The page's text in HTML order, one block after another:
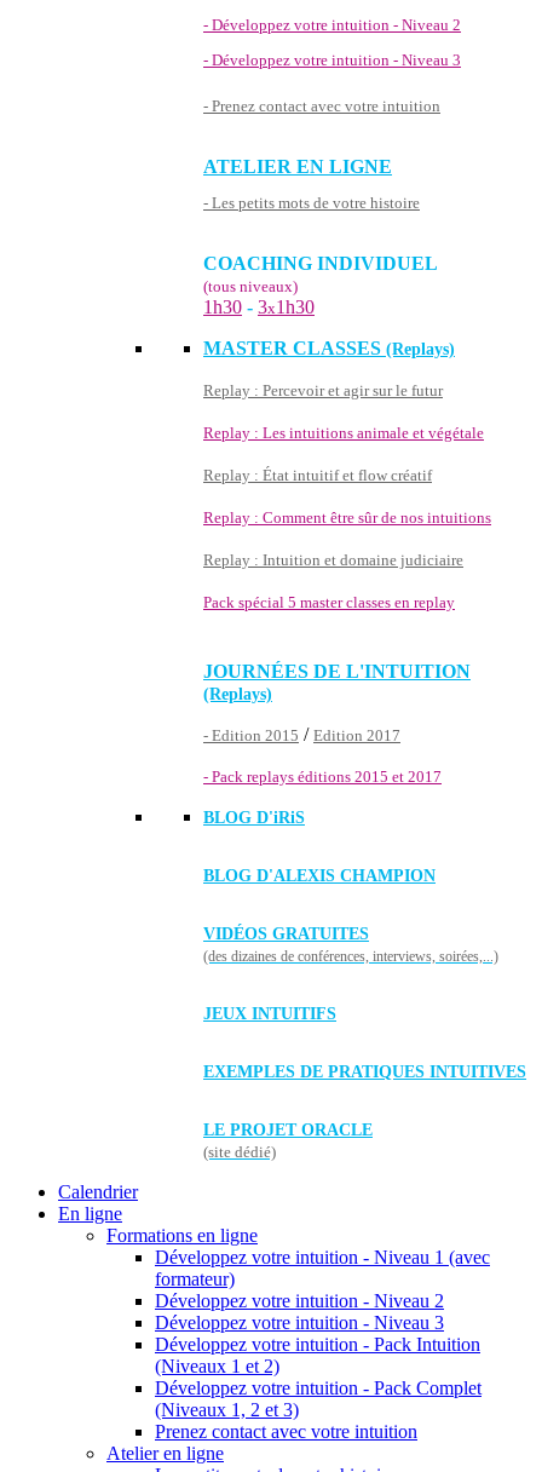
- Développez votre intuition - Niveau 2
- Développez votre intuition - Niveau 3
- Prenez contact avec votre intuition
ATELIER EN LIGNE
- Les petits mots de votre histoire
COACHING INDIVIDUEL
(tous niveaux)
1h30 - 3x1h30
MASTER CLASSES (Replays)
Replay : Percevoir et agir sur le futur
Replay : Les intuitions animale et végétale
Replay : État intuitif et flow créatif
Replay : Comment être sûr de nos intuitions
Replay : Intuition et domaine judiciaire
Pack spécial 5 master classes en replay
JOURNÉES DE L'INTUITION
(Replays)
- Edition 2015 / Edition 2017
- Pack replays éditions 2015 et 2017
BLOG D'iRiS
BLOG D'ALEXIS CHAMPION
VIDÉOS GRATUITES
(des dizaines de conférences, interviews, soirées,...)
JEUX INTUITIFS
EXEMPLES DE PRATIQUES INTUITIVES
LE PROJET ORACLE
(site dédié)
Calendrier
En ligne
Formations en ligne
Développez votre intuition - Niveau 1 (avec
formateur)
Développez votre intuition - Niveau 2
Développez votre intuition - Niveau 3
Développez votre intuition - Pack Intuition
(Niveaux 1 et 2)
Développez votre intuition - Pack Complet
(Niveaux 1, 2 et 3)
Prenez contact avec votre intuition
Atelier en ligne